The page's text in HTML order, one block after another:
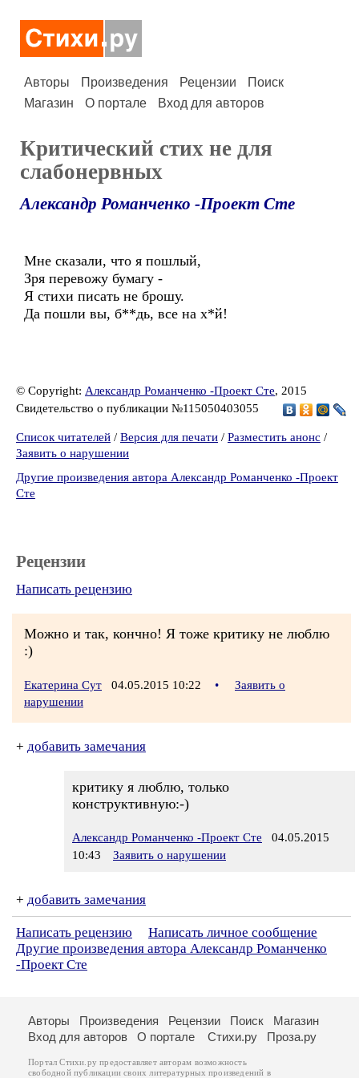
Авторы Произведения Рецензии
Поиск
Магазин
О портале Вход для авторов
Критический стих не для
слабонервных
Александр Романченко -Проект Сте
Мне сказали, что я пошлый,
Зря перевожу бумагу -
Я стихи писать не брошу.
Да пошли вы, б**дь, все на х*й!
© Copyright: Александр Романченко -Проект Сте, 2015
Свидетельство о публикации №115050403055
Список читателей / Версия для печати / Разместить анонс /
Заявить о нарушении
Другие произведения автора Александр Романченко -Проект
Сте
Рецензии
Написать рецензию
Можно и так, кончно! Я тоже критику не люблю
:)
Екатерина Сут 04.05.2015 10:22 •
Заявить о
нарушении
+ добавить замечания
критику я люблю, только
конструктивную:-)
Александр Романченко -Проект Сте 04.05.2015
10:43
Заявить о нарушении
+ добавить замечания
Написать рецензию
Написать личное сообщение
Другие произведения автора Александр Романченко
-Проект Сте
Авторы Произведения Рецензии Поиск
Магазин
Вход для авторов
О портале Стихи.ру Проза.ру
Портал Стихи.ру предоставляет авторам возможность
свободной публикации своих литературных произведений в